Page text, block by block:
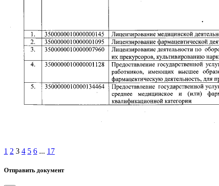
1 2 3 4 5 6 ... 17
Отправить документ